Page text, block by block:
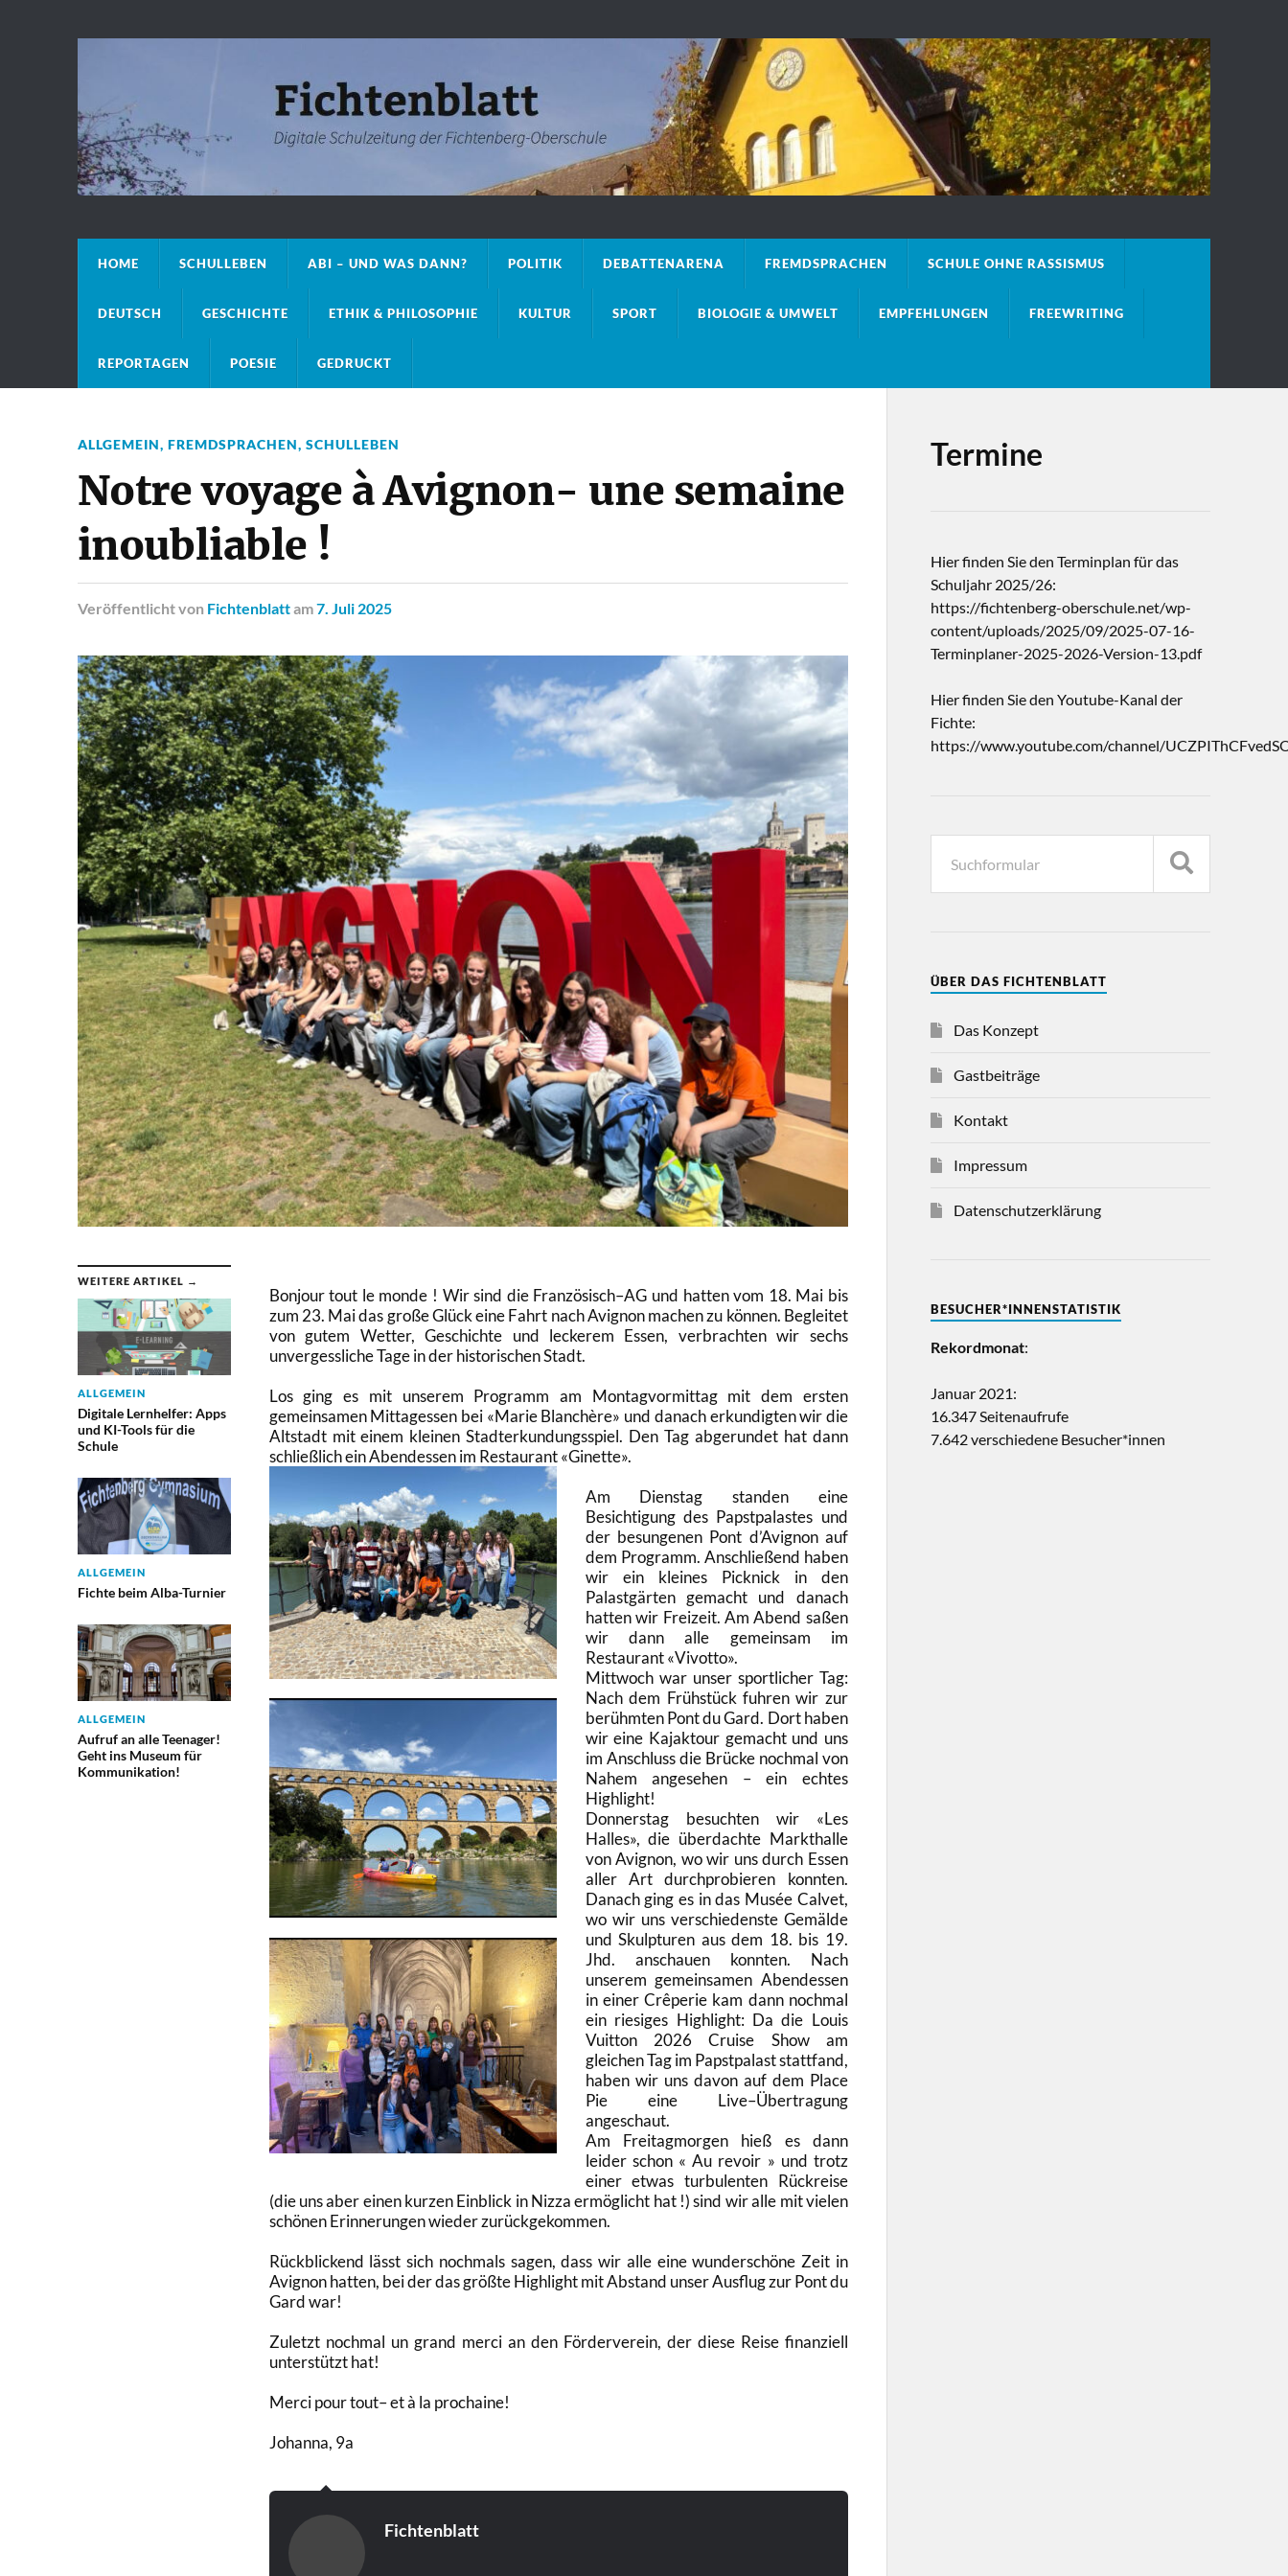
HOME SCHULLEBEN ABI – UND WAS DANN? POLITIK DEBATTENARENA FREMDSPRACHEN SCHULE OHNE RASSISMUS
DEUTSCH GESCHICHTE ETHIK & PHILOSOPHIE KULTUR SPORT BIOLOGIE & UMWELT EMPFEHLUNGEN FREEWRITING
REPORTAGEN POESIE GEDRUCKT
ALLGEMEIN, FREMDSPRACHEN, SCHULLEBEN
Notre voyage à Avignon- une semaine
inoubliable !
Veröffentlichtvon Fichtenblattam7. Juli 2025
WEITERE ARTIKEL →
ALLGEMEIN
Digitale Lernhelfer: Apps
und KI-Tools für die
Schule
ALLGEMEIN
Fichte beim Alba-Turnier
ALLGEMEIN
Aufruf an alle Teenager!
Geht ins Museum für
Kommunikation!
Bonjour tout le monde ! Wir sind die Französisch–AG und hatten vom 18. Mai bis
zum 23. Mai das große Glück eine Fahrt nach Avignon machen zu können. Begleitet
von gutem Wetter, Geschichte und leckerem Essen, verbrachten wir sechs
unvergessliche Tage in der historischen Stadt.
Los ging es mit unserem Programm am Montagvormittag mit dem ersten
gemeinsamen Mittagessen bei «Marie Blanchère» und danach erkundigten wir die
Altstadt mit einem kleinenStadterkundungsspiel. Den Tag abgerundet hat dann
schließlich ein Abendessen im Restaurant«Ginette».
Am Dienstag standen eine
Besichtigung des Papstpalastes und
der besungenen Pont d’Avignon auf
dem Programm. Anschließend haben
wir ein kleines Picknick in den
Palastgärten gemacht und danach
hatten wir Freizeit. Am Abend saßen
wir dann alle gemeinsam im
Restaurant «Vivotto».
Mittwoch war unser sportlicher Tag:
Nach dem Frühstück fuhren wir zur
berühmten Pont du Gard. Dort haben
wir eine Kajaktour gemacht und uns
im Anschluss die Brücke nochmal von
Nahemangesehen –
ein echtes
Highlight!
Donnerstag besuchten wir «Les
Halles», die überdachte Markthalle
von Avignon, wo wir uns durch Essen
aller Art durchprobieren konnten.
Danach ging es in das Musée Calvet,
wo wir uns verschiedenste Gemälde
und Skulpturen aus dem 18. bis 19.
Jhd. anschauen konnten. Nach
unserem gemeinsamen Abendessen
in einer Crêperie kam dann nochmal
ein riesiges Highlight: Da die Louis
Vuitton 2026 Cruise Show am
gleichen Tag im Papstpalast stattfand,
haben wir uns davon auf dem Place
Pie eine Live–Übertragung
angeschaut.
Am Freitagmorgen hieß es dann
leider schon « Au revoir » und trotz
einer etwas turbulenten Rückreise
(die uns aber einen kurzen Einblick in Nizza ermöglicht hat !) sind wir alle mit vielen
schönen Erinnerungen wieder zurückgekommen.
Rückblickend lässt sich nochmals sagen, dass wir alle eine wunderschöne Zeit in
Avignon hatten, beider das größte Highlight mit Abstand unser Ausflug zur Pont du
Gard war!
Zuletzt nochmal un grand merci an den Förderverein, der diese Reise finanziell
unterstützt hat!
Merci pour tout–et à la prochaine!
Johanna, 9a
Fichtenblatt
Termine
Hier finden Sie den Terminplan für das
Schuljahr 2025/26:
https://fichtenberg-oberschule.net/wp-
content/uploads/2025/09/2025-07-16-
Terminplaner-2025-2026-Version-13.pdf
Hier finden Sie den Youtube-Kanal der
Fichte:
https://www.youtube.com/channel/
ÜBER DAS FICHTENBLATT
Das Konzept
Gastbeiträge
Kontakt
Impressum
Datenschutzerklärung
BESUCHER*INNENSTATISTIK
Rekordmonat:
Januar 2021:
16.347 Seitenaufrufe
7.642 verschiedene Besucher*innen